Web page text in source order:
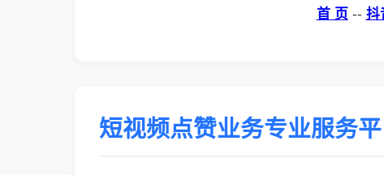
首 页 -- 抖
短视频点赞业务专业服务